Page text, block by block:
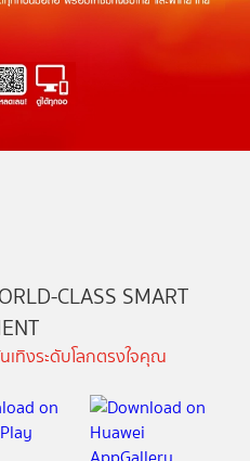
CLASS SMART
ทิงระดับโลกตรงใจคุณ